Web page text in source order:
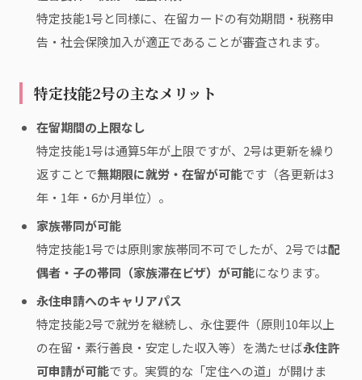
特定技能1号と同様に、在留カードの有効期間・税務申
告・社会保険加入が適正であることが審査されます。
特定技能2号の主なメリット
在留期間の上限なし
特定技能1号は通算5年が上限ですが、2号は更新を繰り
返すことで無期限に就労・在留が可能です（各更新は3
年・1年・6か月単位）。
家族帯同が可能
特定技能1号では原則家族帯同不可でしたが、2号では配
偶者・子の帯同（家族滞在ビザ）が可能になります。
永住申請へのキャリアパス
特定技能2号で就労を継続し、永住要件（原則10年以上
の在留・素行善良・安定した収入等）を満たせば永住許
可申請が可能です。実質的な「定住への道」が開けま